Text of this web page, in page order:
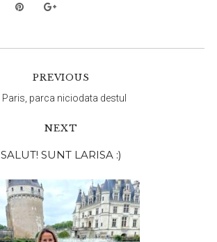
PREVIOUS
Paris, parca niciodata destul
NEXT
SALUT! SUNT LARISA :)